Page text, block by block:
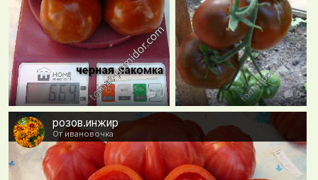
0 0
розов.инжир
От ивановочка